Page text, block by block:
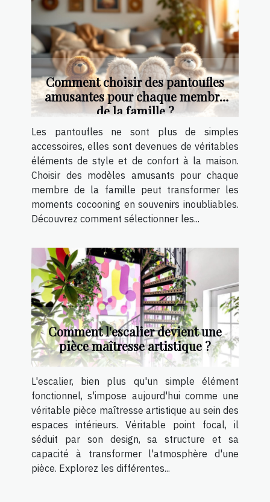
Comment choisir des pantoufles
amusantes pour chaque membre
de la famille ?
Les pantoufles ne sont plus de simples
accessoires, elles sont devenues de véritables
éléments de style et de confort à la maison.
Choisir des modèles amusants pour chaque
membre de la famille peut transformer les
moments cocooning en souvenirs inoubliables.
Découvrez comment sélectionner les...
Comment l'escalier devient une
pièce maîtresse artistique ?
L'escalier, bien plus qu'un simple élément
fonctionnel, s'impose aujourd'hui comme une
véritable pièce maîtresse artistique au sein des
espaces intérieurs. Véritable point focal, il
séduit par son design, sa structure et sa
capacité à transformer l'atmosphère d'une
pièce. Explorez les différentes...